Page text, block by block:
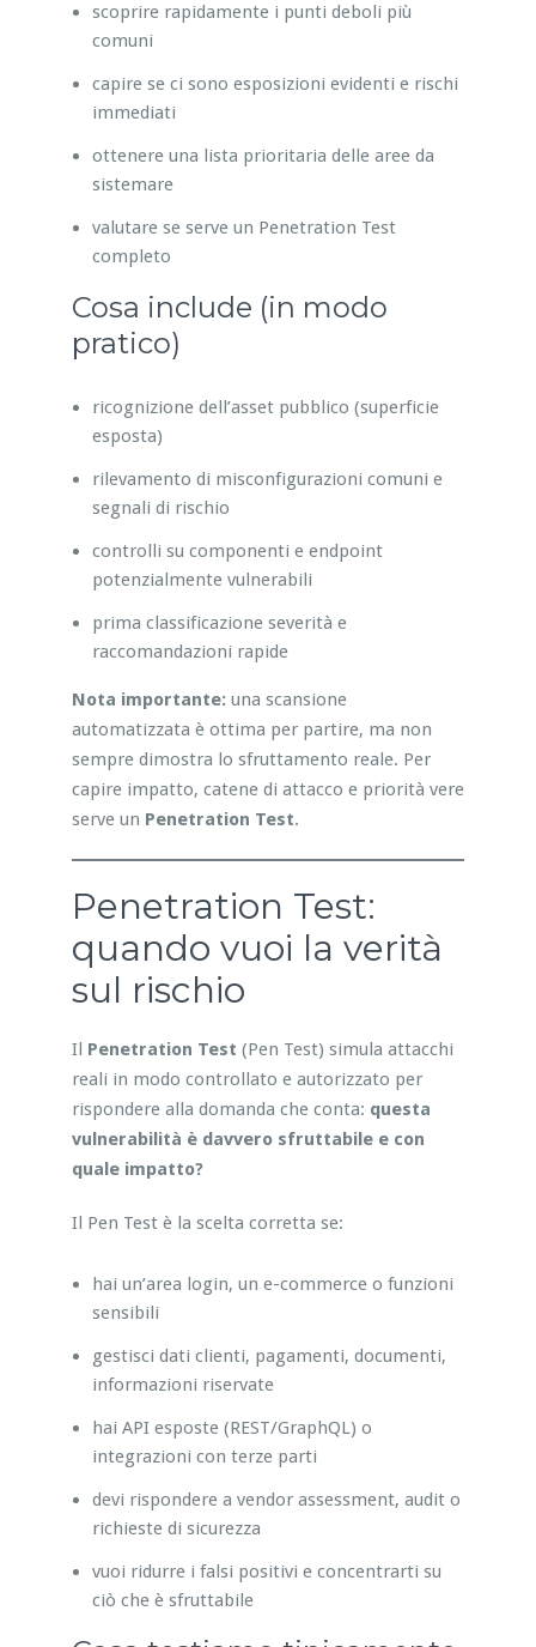
scoprire rapidamente i punti deboli più
comuni
capire se ci sono esposizioni evidenti e rischi
immediati
ottenere una lista prioritaria delle aree da
sistemare
valutare se serve un Penetration Test
completo
Cosa include (in modo
pratico)
ricognizione dell’asset pubblico (superficie
esposta)
rilevamento di misconfigurazioni comuni e
segnali di rischio
controlli su componenti e endpoint
potenzialmente vulnerabili
prima classificazione severità e
raccomandazioni rapide
Nota importante: una scansione
automatizzata è ottima per partire, ma non
sempre dimostra lo sfruttamento reale. Per
capire impatto, catene di attacco e priorità vere
serve un Penetration Test.
Penetration Test:
quando vuoi la verità
sul rischio
Il Penetration Test (Pen Test) simula attacchi
reali in modo controllato e autorizzato per
rispondere alla domanda che conta: questa
vulnerabilità è davvero sfruttabile e con
quale impatto?
Il Pen Test è la scelta corretta se:
hai un’area login, un e-commerce o funzioni
sensibili
gestisci dati clienti, pagamenti, documenti,
informazioni riservate
hai API esposte (REST/GraphQL) o
integrazioni con terze parti
devi rispondere a vendor assessment, audit o
richieste di sicurezza
vuoi ridurre i falsi positivi e concentrarti su
ciò che è sfruttabile